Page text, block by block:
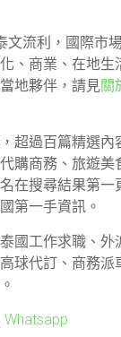
文流利，國際市
、商業、在地生
地夥伴，請見關
超過百篇精選內
購商務、旅遊美
在搜尋結果第一
第一手資訊。
泰國工作求職、外
球代訂、商務派
|Whatsapp